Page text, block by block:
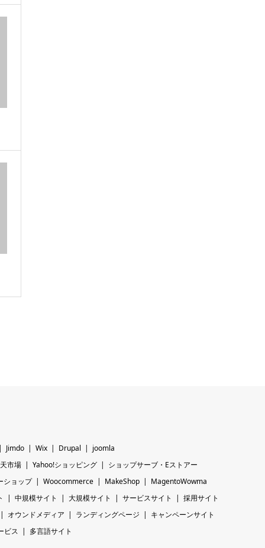
Jimdo Wix Drupal
joomla
市場
Yahoo!ショッピング
ショップサーブ・Eストアー
ショップ
Woocommerce MakeShop
MagentoWowma
中規模サイト 大規模サイト サービスサイト
採用サイト
オウンドメディア
ランディングページ
キャンペーンサイト
ビス
多言語サイト